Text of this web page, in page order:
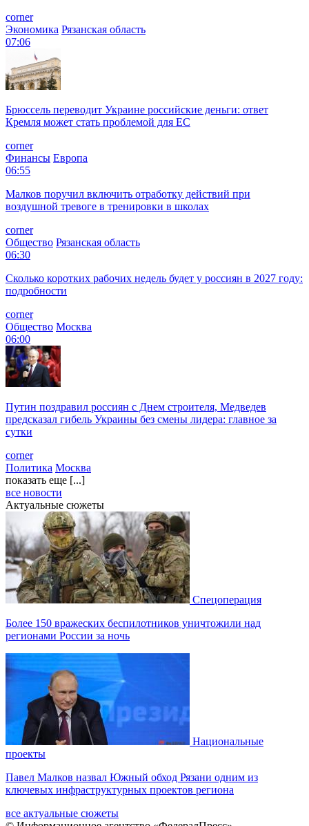
corner
Экономика Рязанская область
07:06
Брюссель переводит Украине российские деньги: ответ
Кремля может стать проблемой для EC
corner
Финансы Европа
06:55
Малков поручил включить отработку действий при
воздушной тревоге в тренировки в школах
corner
Общество Рязанская область
06:30
Сколько коротких рабочих недель будет у россиян в 2027 году:
подробности
corner
Общество Москва
06:00
Путин поздравил россиян с Днем строителя, Медведев
предсказал гибель Украины без смены лидера: главное за
сутки
corner
Политика Москва
показать еще [...]
все новости
Актуальные сюжеты
Спецоперация
Более 150 вражеских беспилотников уничтожили над
регионами России за ночь
Национальные
проекты
Павел Малков назвал Южный обход Рязани одним из
ключевых инфраструктурных проектов региона
все актуальные сюжеты